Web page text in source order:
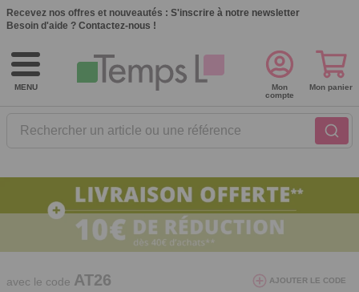
Recevez nos offres et nouveautés : S'inscrire à notre newsletter
Besoin d'aide ? Contactez-nous !
MENU
Rechercher un article ou une référence
Mon
compte
Mon panier
10€ de réduction dès 40€ d'achat. Offre
valable du 03/08/2026 au 12/08/2026.
avec le code AT26 AJOUTER LE CODE